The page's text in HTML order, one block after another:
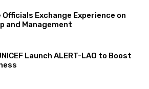
Exchange Experience on
and Management
Launch ALERT-LAO to Boost